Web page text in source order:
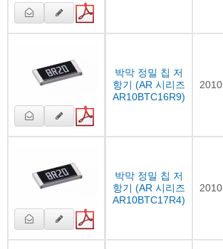
박막 정밀 칩 저
항기 (AR 시리즈
AR10BTC16R9)
2010
박막 정밀 칩 저
항기 (AR 시리즈
AR10BTC17R4)
2010